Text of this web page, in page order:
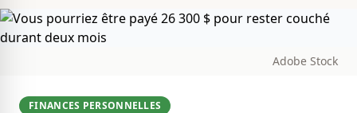
Adobe Stock
FINANCES PERSONNELLES